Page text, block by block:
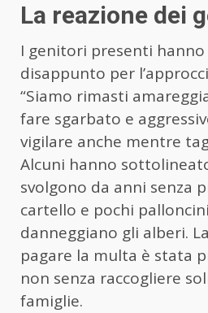
La reazione dei
I genitori presenti hanno
disappunto per
“Siamo rimasti
fare sgarbato e
vigilare anche mentre
Alcuni hanno
svolgono da anni senza
cartello e pochi
danneggiano gli alberi.
pagare la multa è stata
non senza raccogliere
famiglie.